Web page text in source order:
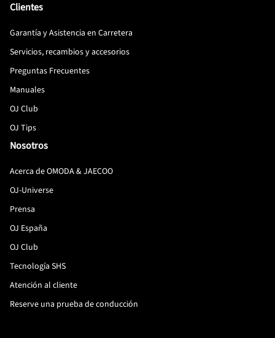
Clientes
Garantía y Asistencia en Carretera
Servicios, recambios y accesorios
Preguntas Frecuentes
Manuales
OJ Club
OJ Tips
Nosotros
Acerca de OMODA & JAECOO
OJ-Universe
Prensa
OJ España
OJ Club
Tecnología SHS
Atención al cliente
Reserve una prueba de conducción